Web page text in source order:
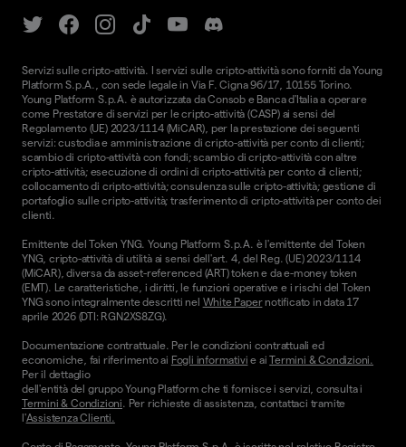
Servizi sulle cripto-attività. I servizi sulle cripto-attività sono forniti da Young
Platform S.p.A., con sede legale in Via F. Cigna 96/17, 10155 Torino.
Young Platform S.p.A. è autorizzata da Consob e Banca d'Italia a operare
come Prestatore di servizi per le cripto-attività (CASP) ai sensi del
Regolamento (UE) 2023/1114 (MiCAR), per la prestazione dei seguenti
servizi: custodia e amministrazione di cripto-attività per conto di clienti;
scambio di cripto-attività con fondi; scambio di cripto-attività con altre
cripto-attività; esecuzione di ordini di cripto-attività per conto di clienti;
collocamento di cripto-attività; consulenza sulle cripto-attività; gestione di
portafoglio sulle cripto-attività; trasferimento di cripto-attività per conto dei
clienti.
Emittente del Token YNG. Young Platform S.p.A. è l'emittente del Token
YNG, cripto-attività di utilità ai sensi dell'art. 4, del Reg. (UE) 2023/1114
(MiCAR), diversa da asset-referenced (ART) token e da e-money token
(EMT). Le caratteristiche, i diritti, le funzioni operative e i rischi del Token
YNG sono integralmente descritti nel White Papernotificato in data 17
aprile 2026 (DTI: RGN2XS8ZG).
Documentazione contrattuale. Per le condizioni contrattuali ed
economiche, fai riferimento ai Fogli informativi e aiTermini & Condizioni.
Per il dettaglio
dell'entità del gruppo Young Platform che ti fornisce i servizi, consulta i
Termini & Condizioni. Per richieste di assistenza, contattaci tramite
l'Assistenza Clienti.